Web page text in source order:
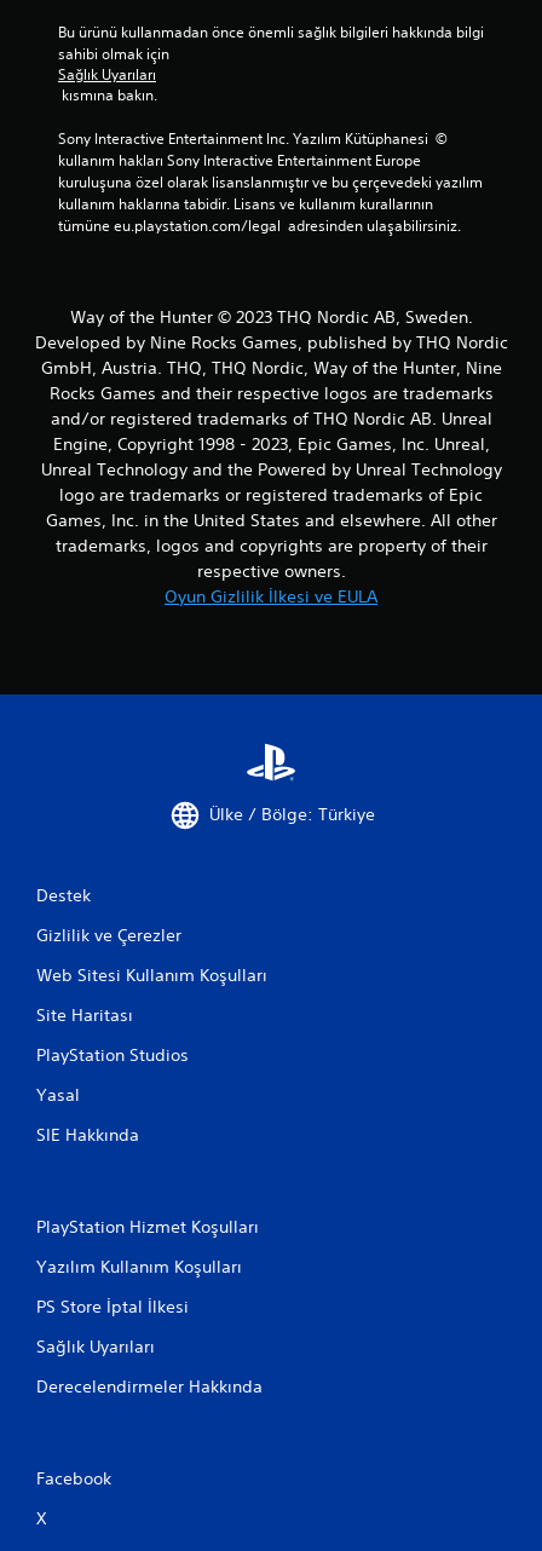
Bu ürünü kullanmadan önce önemli sağlık bilgileri hakkında bilgi
sahibi olmak için
Sağlık Uyarıları
kısmına bakın.
Sony Interactive Entertainment Inc. Yazılım Kütüphanesi  ©
kullanım hakları Sony Interactive Entertainment Europe
kuruluşuna özel olarak lisanslanmıştır ve bu çerçevedeki yazılım
kullanım haklarına tabidir. Lisans ve kullanım kurallarının
tümüne eu.playstation.com/legal  adresinden ulaşabilirsiniz.
Way of the Hunter © 2023 THQ Nordic AB, Sweden.
Developed by Nine Rocks Games, published by THQ Nordic
GmbH, Austria. THQ, THQ Nordic, Way of the Hunter, Nine
Rocks Games and their respective logos are trademarks
and/or registered trademarks of THQ Nordic AB. Unreal
Engine, Copyright 1998 - 2023, Epic Games, Inc. Unreal,
Unreal Technology and the Powered by Unreal Technology
logo are trademarks or registered trademarks of Epic
Games, Inc. in the United States and elsewhere. All other
trademarks, logos and copyrights are property of their
respective owners.
Oyun Gizlilik İlkesi ve EULA
Ülke / Bölge: Türkiye
Destek
Gizlilik ve Çerezler
Web Sitesi Kullanım Koşulları
Site Haritası
PlayStation Studios
Yasal
SIE Hakkında
PlayStation Hizmet Koşulları
Yazılım Kullanım Koşulları
PS Store İptal İlkesi
Sağlık Uyarıları
Derecelendirmeler Hakkında
Facebook
X